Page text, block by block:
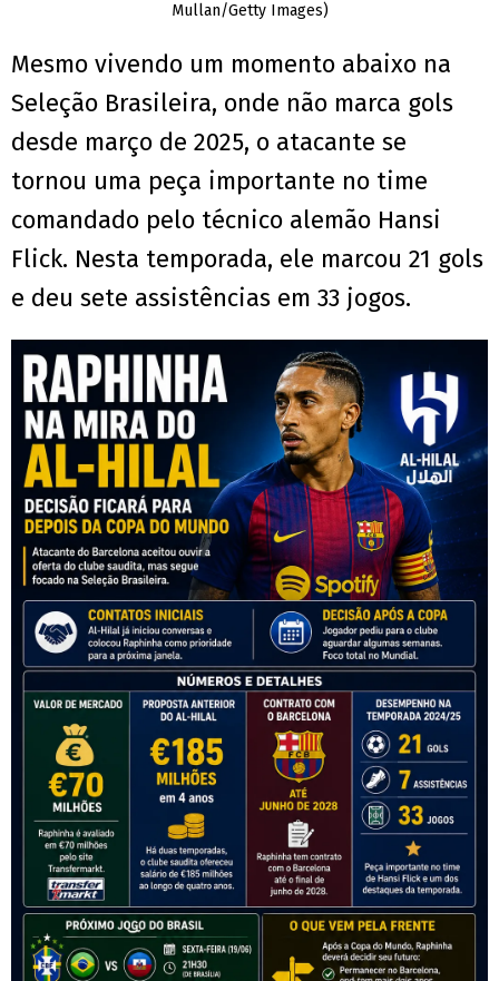
Mullan/Getty Images)
Mesmo vivendo um momento abaixo na
Seleção Brasileira, onde não marca gols
desde março de 2025, o atacante se
tornou uma peça importante no time
comandado pelo técnico alemão Hansi
Flick. Nesta temporada, ele marcou 21 gols
e deu sete assistências em 33 jogos.